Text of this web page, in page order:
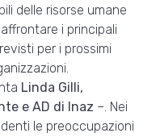
delle risorse umane
i principali
per i prossimi
Linda Gilli,
e AD di Inaz –. Nei
le preoccupazioni